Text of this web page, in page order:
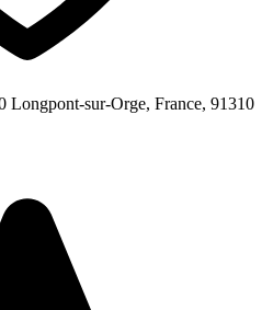
Longpont-sur-Orge, France, 91310